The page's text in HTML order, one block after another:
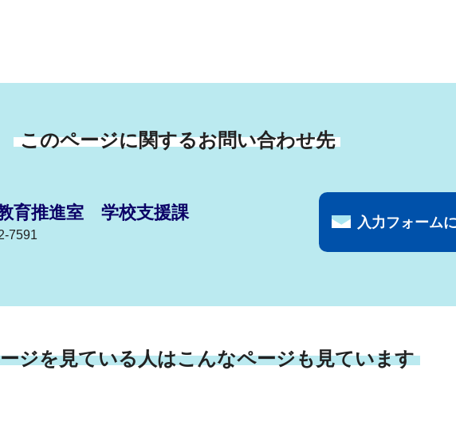
このページに関するお問い合わせ先
育推進室 学校支援課
7591
入力フォーム
ジを見ている人はこんなページも見ています